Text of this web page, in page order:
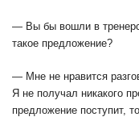
— Вы бы вошли в
такое предложение?
— Мне не нравится
Я не получал никакого
предложение поступит,